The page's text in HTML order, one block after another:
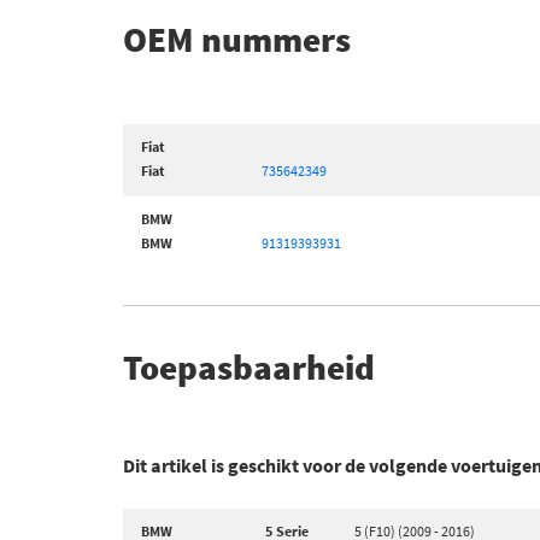
OEM nummers
Fiat
Fiat
735642349
BMW
BMW
91319393931
Toepasbaarheid
Dit artikel is geschikt voor de volgende
BMW 5 Serie 5 (F10) (2009 - 2016)